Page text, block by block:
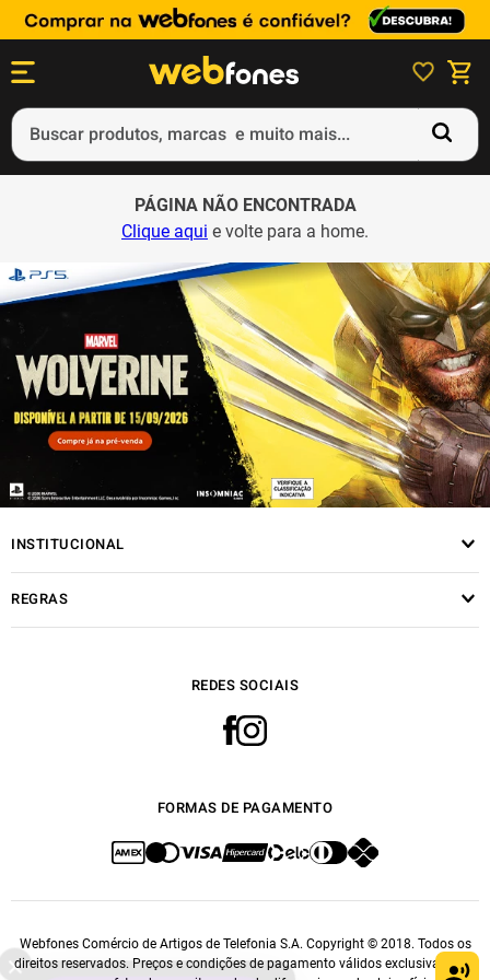
Buscar produtos, marcas e muito mais...
PÁGINA NÃO ENCONTRADA
Clique aqui e volte para a home.
INSTITUCIONAL
REGRAS
REDES SOCIAIS
FORMAS DE PAGAMENTO
Webfones Comércio de Artigos de Telefonia S.A. Copyright © 2018. Todos os
direitos reservados. Preços e condições de pagamento válidos exclusivamente
Termos mais buscados
3º
ps4
smartphone
5º notebook